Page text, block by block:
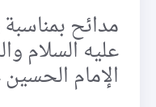
مدائح
عليه السلام
الإمام الحسين